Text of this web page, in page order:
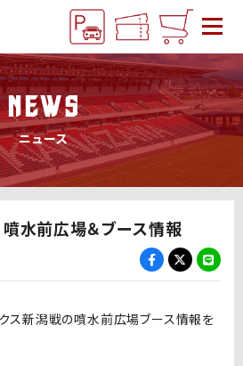
NEWS
ニュース
前広場＆ブース情報
ス新潟戦の噴水前広場ブース情報を